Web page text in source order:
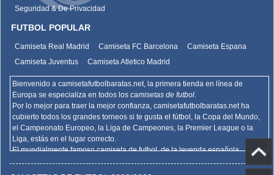
Seguridad & De Privacidad
FUTBOL POPULAR
Camiseta Real Madrid Camiseta FC Barcelona
Camiseta Espana
Camiseta Juventus
Camiseta Atletico Madrid
Bienvenido a camisetafutbolbaratas.net, la primera tienda en línea de
Europa se especializa en todos los camisetas de futbol.
Por lo mejor para traer la mejor confianza, camisetafutbolbaratas.netha
cubierto todos los grandes torneos si te gusta el fútbol, la Copa del Mundo,
el Campeonato Europeo, la Liga de Campeones, la Premier League o la
Liga, estás en el lugar correcto.
El mundialmente famoso camiseta de futbol, de la leyenda española